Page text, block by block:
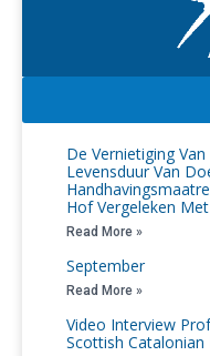
De Vernietiging
Levensduur Van
Hof Vergeleken
Read More »
September
Read More »
Video Interview
Scottish Catalonian